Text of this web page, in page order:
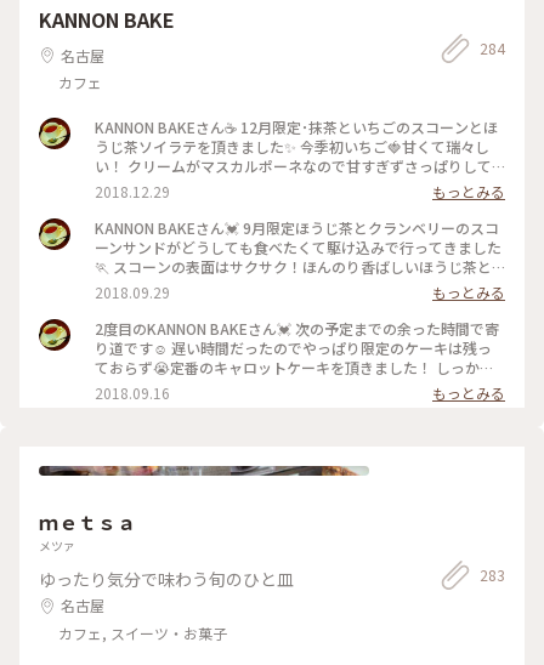
KANNON BAKE
名古屋
カフェ
284
KANNON BAKEさん☕ 12月限定･抹茶といちごのスコーンとほ
うじ茶ソイラテを頂きました✨ 今季初いちご🍓甘くて瑞々し
い！ クリームがマスカルポーネなので甘すぎずさっぱりして
いて、抹茶の香りも楽しめて美味しい😋💓 ほうじ茶ソイラテ
もほうじ茶の香りでほっこり…✨ 幸せなブレイクタイムになり
ました😍 #名古屋 #本山 #カフェ #スコーン #抹茶 #いちご #ほ
うじ茶 #ソイラテ #ことりっぷ愛知
2018.12.29
もっとみる
KANNON BAKEさん💓 9月限定ほうじ茶とクランベリーのスコ
ーンサンドがどうしても食べたくて駆け込みで行ってきました
🏃 スコーンの表面はサクサク！ほんのり香ばしいほうじ茶と
爽やかなクランベリーが美味しい～！ すき間時間に伺ったの
で長居ができず、、コーヒーはお持ち帰り用カップにしてくだ
さり、帰りには紙袋に入れていただけ嬉しかったです😊 #名古
屋 #本山 #カフェ #コーヒー #スコーン #ほうじ茶 #クランベリ
ー #ことりっぷ愛知
2018.09.29
もっとみる
2度目のKANNON BAKEさん💓 次の予定までの余った時間で寄
り道です☺️ 遅い時間だったのでやっぱり限定のケーキは残っ
ておらず😭定番のキャロットケーキを頂きました！ しっかり
した生地にくるみがゴロゴロ、スパイスが効いていて甘すぎず
美味しい！サワークリームが爽やかです😊 お客さんもまばら
キャロットケーキ #ことりっぷ愛知
2018.09.16 もっとみる
ｍｅｔｓａ
メツァ
ゆったり気分で味わう旬のひと皿
名古屋
カフェ, スイーツ・お菓子
283